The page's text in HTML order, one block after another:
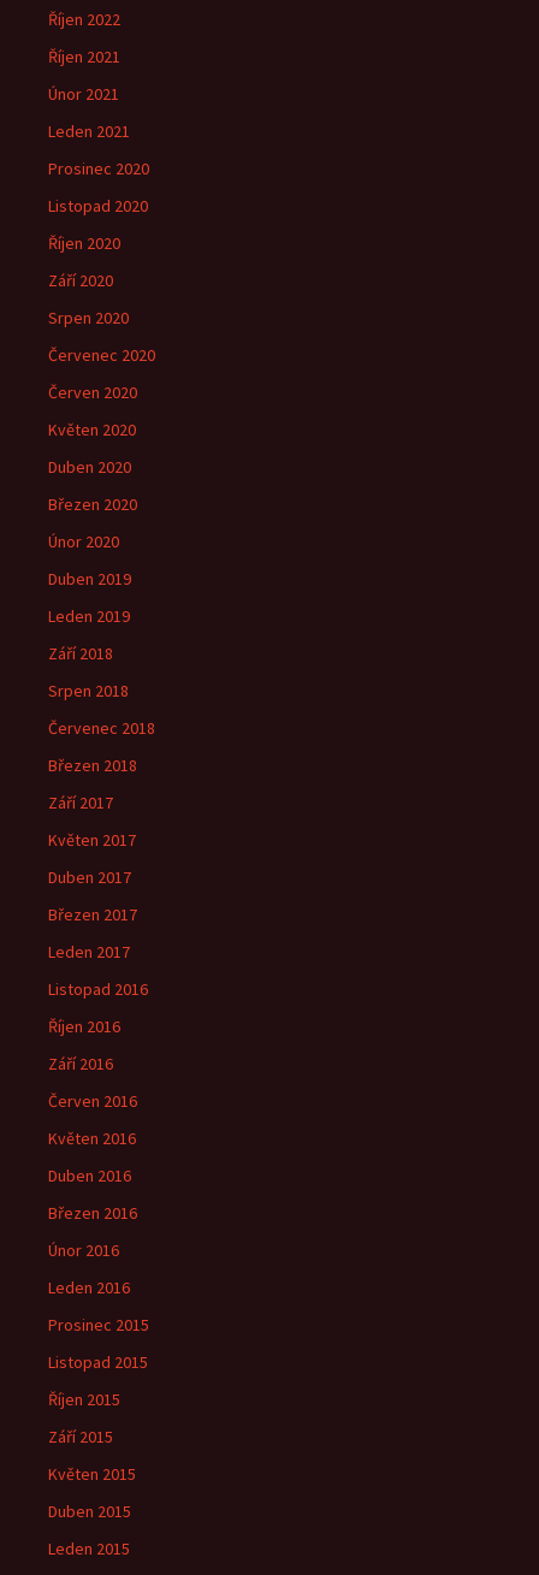
Říjen 2022
Říjen 2021
Únor 2021
Leden 2021
Prosinec 2020
Listopad 2020
Říjen 2020
Září 2020
Srpen 2020
Červenec 2020
Červen 2020
Květen 2020
Duben 2020
Březen 2020
Únor 2020
Duben 2019
Leden 2019
Září 2018
Srpen 2018
Červenec 2018
Březen 2018
Září 2017
Květen 2017
Duben 2017
Březen 2017
Leden 2017
Listopad 2016
Říjen 2016
Září 2016
Červen 2016
Květen 2016
Duben 2016
Březen 2016
Únor 2016
Leden 2016
Prosinec 2015
Listopad 2015
Říjen 2015
Září 2015
Květen 2015
Duben 2015
Leden 2015